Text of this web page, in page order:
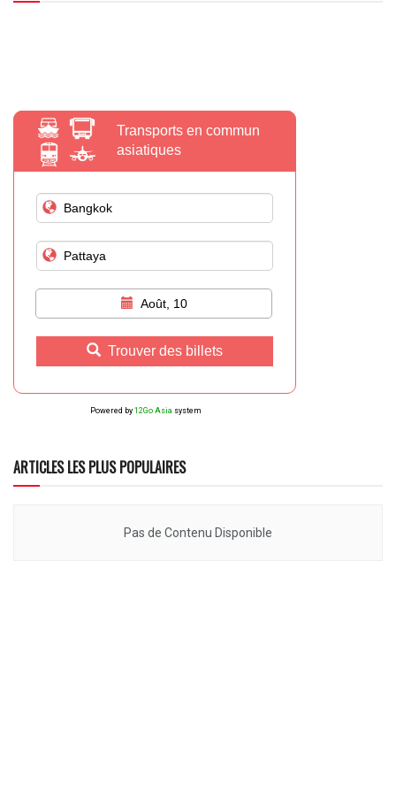
Transports en commun
asiatiques
Août, 10
Trouver des billets
Powered by 12Go Asia system
ARTICLES LES PLUS POPULAIRES
Pas de Contenu Disponible